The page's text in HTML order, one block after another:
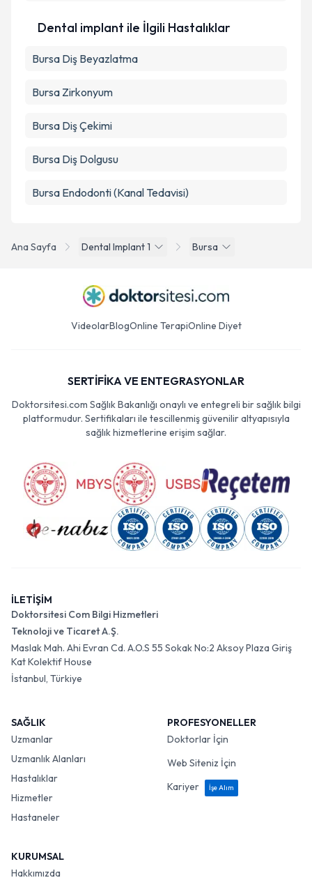
Ana Sayfa Dental Implant 1 Bursa
Dental implant ile İlgili Hastalıklar
Bursa Diş Beyazlatma
Bursa Zirkonyum
Bursa Diş Çekimi
Bursa Diş Dolgusu
Bursa Endodonti (Kanal Tedavisi)
VideolarBlogOnline TerapiOnline Diyet
SERTİFİKA VE ENTEGRASYONLAR
Doktorsitesi.com Sağlık Bakanlığı onaylı ve entegreli bir sağlık bilgi
platformudur. Sertifikaları ile tescillenmiş güvenilir altyapısıyla
sağlık hizmetlerine erişim sağlar.
İLETİŞİM
Doktorsitesi Com Bilgi Hizmetleri
Teknoloji ve Ticaret A.Ş.
Maslak Mah. Ahi Evran Cd. A.O.S 55 Sokak No:2 Aksoy Plaza Giriş
Kat Kolektif House
İstanbul, Türkiye
SAĞLIK
Uzmanlar
Uzmanlık Alanları
Hastalıklar
Hizmetler
Hastaneler
PROFESYONELLER
Doktorlar İçin
Web Siteniz İçin
Kariyer
İşe Alım
KURUMSAL
Hakkımızda